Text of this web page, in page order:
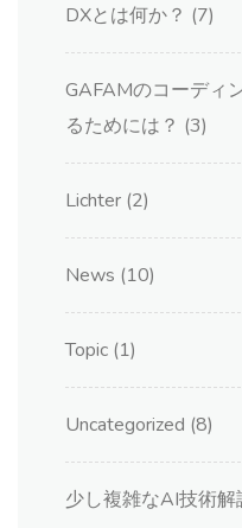
DXとは何か？ (7)
GAFAMのコーディ
るためには？ (3)
Lichter (2)
News (10)
Topic (1)
Uncategorized (8)
少し複雑なAI技術解